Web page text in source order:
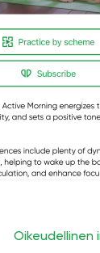
Oikeudellinen